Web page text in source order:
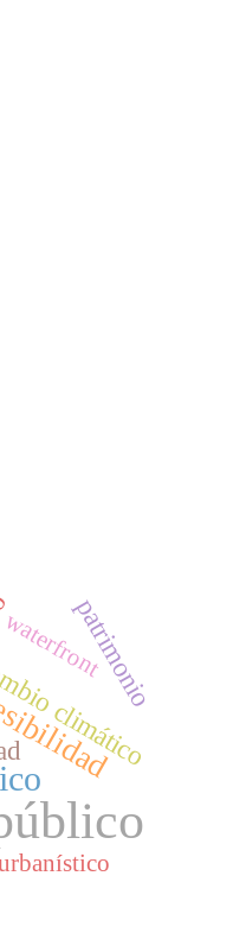
climático
patrimonio
waterfront